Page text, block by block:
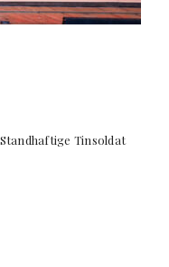
Standhaftige Tinsoldat